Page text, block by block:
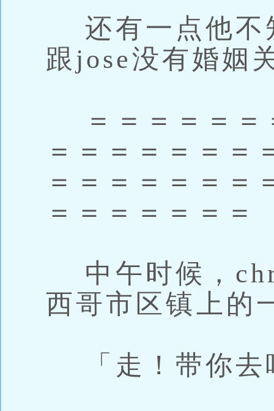
还有一点他不
跟jose没有婚姻
＝＝＝＝＝＝
＝＝＝＝＝＝＝
＝＝＝＝＝＝＝
＝＝＝＝＝＝＝
中午时候，
西哥市区镇上的
「走！带你去